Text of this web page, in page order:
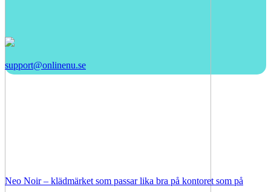
Neo Noir – klädmärket som passar lika bra på kontoret som på
support@onlinenu.se